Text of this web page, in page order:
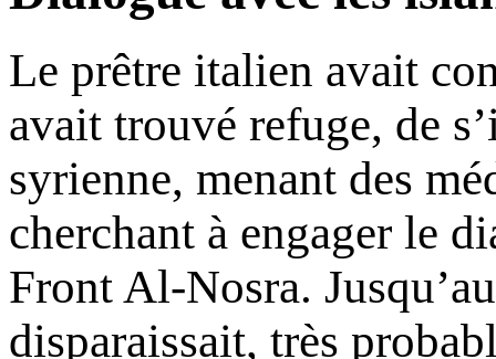
Le prêtre italien avait
avait trouvé refuge, de
syrienne, menant des
cherchant à engager le
Front Al-Nosra.
disparaissait, très